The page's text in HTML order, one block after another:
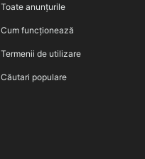
Toate anunțurile
Cum funcționează
Termenii de utilizare
Căutari populare